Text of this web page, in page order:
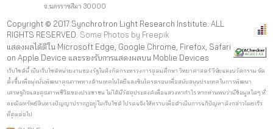
จ.นครราชสีมา 30000
Copyright © 2017 Synchrotron Light Research Institute. ALL
RIGHTS RESERVED. Some Photos by Freepik
แสดงผลได้ดีใน Microsoft Edge, Google Chrome, Firefox, Safari
on Apple Device และรองรับการแสดงผลบน Moblie Devices
เว็บไซต์นี้ เป็นเว็บไซต์หน่วยงานของรัฐในสังกัดกระทรวงการอุดมศึกษา วิทยาศาสตร์ วิจัยและนวัตกรรม จัด
ตั้งขึ้นเพื่อมุ่งมั่นพัฒนาคุณภาพทางด้านเทคโนโลยีแสงซินโครตรอนเพื่อสนับสนุนประเทศในการพัฒนา
เศรษฐกิจและคุณภาพชีวิตของประชาชน ไม่ได้มีวัตถุประสงค์เพื่อแสวงหากำไร หากท่านพบว่ามีข้อมูลใดๆ ที่
ละเมิดทรัพย์สินทางปัญญาปรากฏอยู่ในเว็บไซต์ โปรดแจ้งให้ทราบเพื่อดำเนินการแก้ปัญหาดังกล่าวโดยเร็ว
ที่สุดต่อไป